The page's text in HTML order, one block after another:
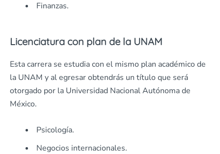
Finanzas.
Licenciatura con plan de la UNAM
Esta carrera se estudia con el mismo plan académico de
la UNAM y al egresar obtendrás un título que será
otorgado por la Universidad Nacional Autónoma de
México.
Psicología.
Negocios internacionales.